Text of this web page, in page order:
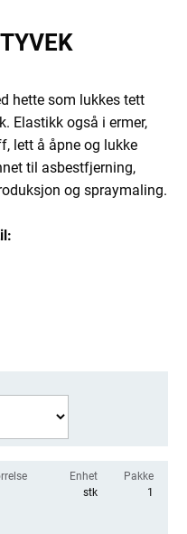
hette som lukkes tett
Elastikk også i ermer,
lett å åpne og lukke
til asbestfjerning,
og spraymaling.
Enhet
stk
Pakke
1